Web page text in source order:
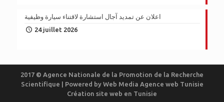
اعلان عن تمديد آجال استشارة لاقتناء سيارة وظيفية
24 juillet 2026
2017 © Agence Nationale de la Promotion de la Recherche
Scientifique | Powered by Web Media Agence web Tunisie
Création site web en Tunisie